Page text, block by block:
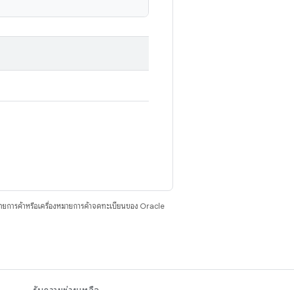
การค้าหรือเครื่องหมายการค้าจดทะเบียนของ Oracle